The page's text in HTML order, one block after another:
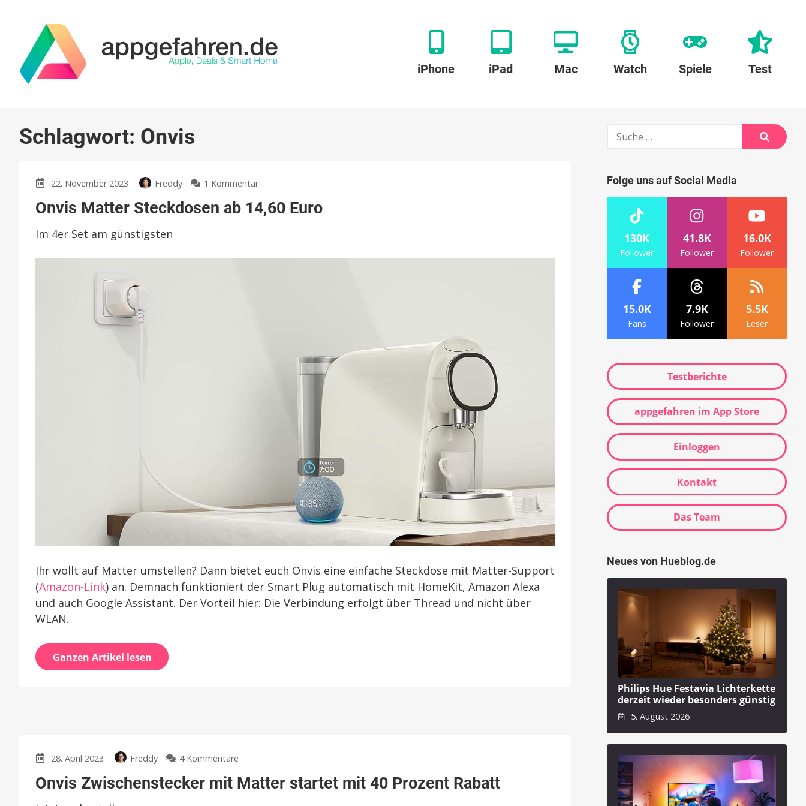
iPhone iPad Mac Watch Spiele Test
Schlagwort: Onvis
22. November 2023 Freddy 1 Kommentarzu
Matter
Euro
Onvis Matter Steckdosen ab 14,60 Euro
Im 4er Set am günstigsten
Ihr wollt auf Matter umstellen? Dann bietet euch Onvis eine einfache Steckdose mit Matter-Support
(Amazon-Link) an. Demnach funktioniert der Smart Plug automatisch mit HomeKit, Amazon Alexa
und auch Google Assistant. Der Vorteil hier: Die Verbindung erfolgt über Thread und nicht über
WLAN.
Ganzen Artikel lesen
28. April 2023 Freddy 4 Kommentare
Zwischenstecker
Onvis Zwischenstecker mit Matter startet mit 40 Prozent Rabatt
Suche
Suche
Folge uns auf Social Media
130K
Follower
41.8K
Follower
16.0K
Follower
15.0K
Fans
7.9K
Follower
5.5K
Leser
Testberichte
appgefahren im App Store
Einloggen
Kontakt
Das Team
Neues von Hueblog.de
Philips Hue Festavia Lichterkette
derzeit wieder besonders günstig
5. August 2026